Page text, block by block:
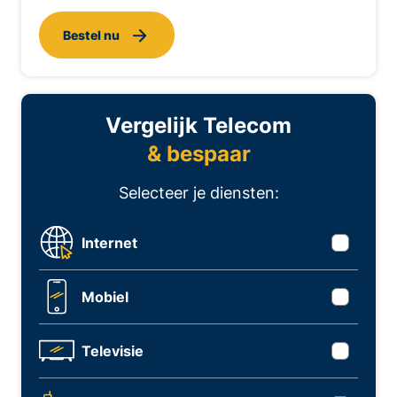
Bestel nu
Vergelijk Telecom
& bespaar
Selecteer je diensten:
Internet
Mobiel
Televisie